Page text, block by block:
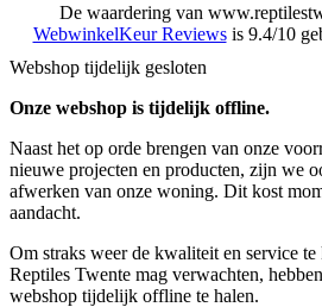
De waardering van
WebwinkelKeur Reviewsis 9.4/10
Webshop tijdelijk gesloten
Onze webshop is tijdelijk offline.
Naast het op orde brengen van onze
nieuwe projecten en producten, zijn we
afwerken van onze woning. Dit kost
aandacht.
Om straks weer de kwaliteit en service
Reptiles Twente mag verwachten,
webshop tijdelijk offline te halen.